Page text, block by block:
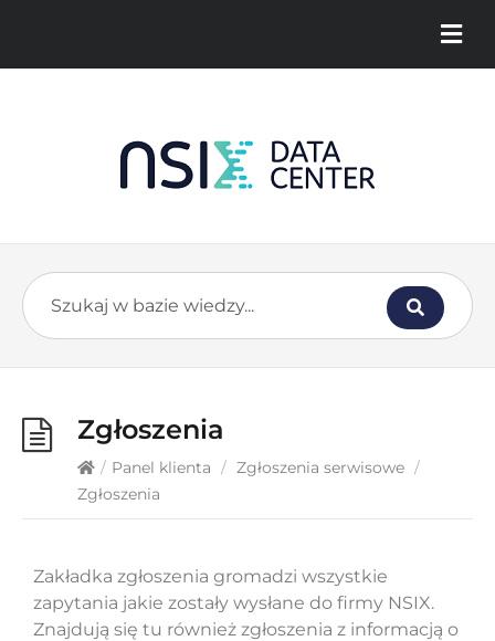
Zgłoszenia
/ Panel klienta / Zgłoszenia serwisowe /
Zgłoszenia
Zakładka zgłoszenia gromadzi wszystkie
zapytania jakie zostały wysłane do firmy NSIX.
Znajdują się tu również zgłoszenia z informacją o